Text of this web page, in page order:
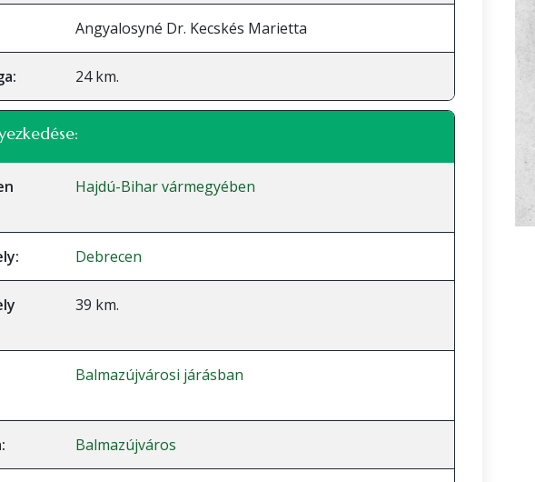
Angyalosyné Dr. Kecskés Marietta
24 km.
Hajdú-Bihar vármegyében
Debrecen
39 km.
Balmazújvárosi járásban
Balmazújváros